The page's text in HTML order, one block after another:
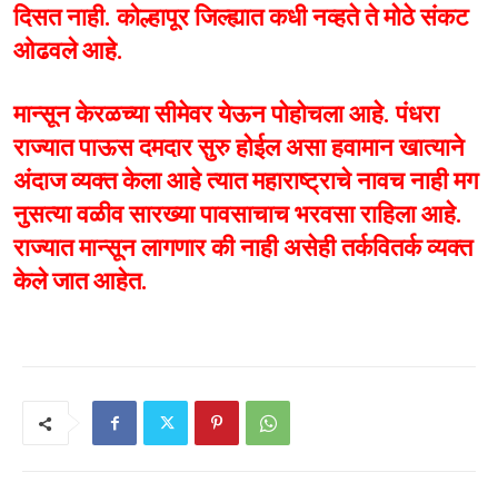
दिसत नाही. कोल्हापूर जिल्ह्यात कधी नव्हते ते मोठे संकट
ओढवले आहे.
मान्सून केरळच्या सीमेवर येऊन पोहोचला आहे. पंधरा
राज्यात पाऊस दमदार सुरु होईल असा हवामान खात्याने
अंदाज व्यक्त केला आहे त्यात महाराष्ट्राचे नावच नाही मग
नुसत्या वळीव सारख्या पावसाचाच भरवसा राहिला आहे.
राज्यात मान्सून लागणार की नाही असेही तर्कवितर्क व्यक्त
केले जात आहेत.